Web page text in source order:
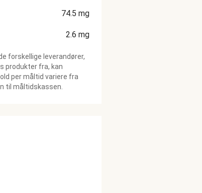
74.5 mg
2.6 mg
forskellige leverandører,
produkter fra, kan
per måltid variere fra
til måltidskassen.